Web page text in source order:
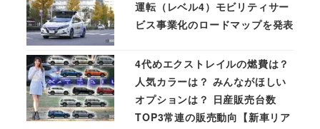
運転（レベル4）モビリティサー
ビス事業化のロードマップを発表
4代めエクストレイルの燃費は？
人気カラーは？ みんながほしい
オプションは？ 日産販売台数
TOP3常連の販売動向【新車リア